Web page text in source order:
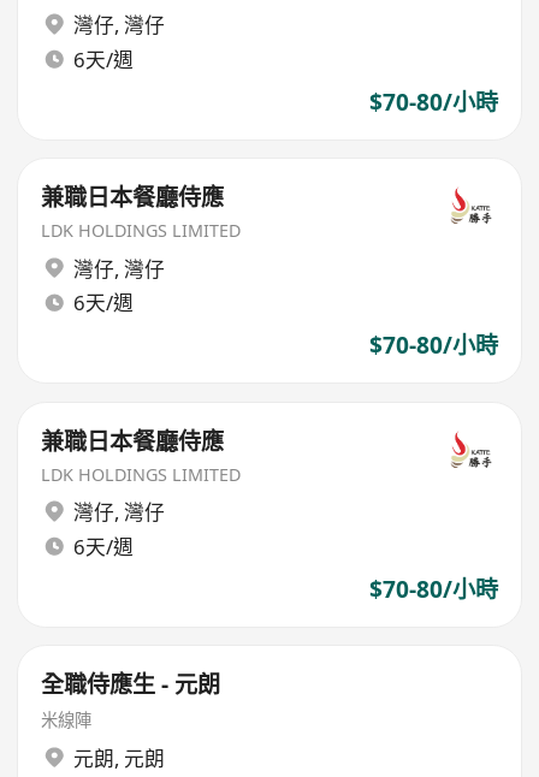
灣仔, 灣仔
6天/週
$70-80/小時
兼職日本餐廳侍應
LDK HOLDINGS LIMITED
灣仔, 灣仔
6天/週
$70-80/小時
兼職日本餐廳侍應
LDK HOLDINGS LIMITED
灣仔, 灣仔
6天/週
$70-80/小時
全職侍應生 - 元朗
米線陣
元朗, 元朗